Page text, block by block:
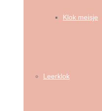
Klok meisje
Leerklok